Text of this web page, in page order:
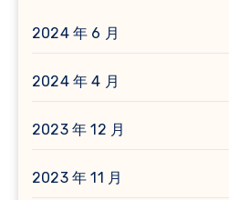
2024 年 6 月
2024 年 4 月
2023 年 12 月
2023 年 11 月